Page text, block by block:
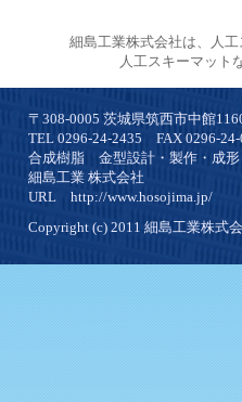
細島工業株式会社は、人
人工スキーマット
〒308-0005 茨城県筑西市中館
TEL 0296-24-2435 FAX 0296-24-
合成樹脂 金型設計・製作・成形
細島工業 株式会社
URL http://www.hosojima.jp/
Copyright (c) 2011 細島工業株式